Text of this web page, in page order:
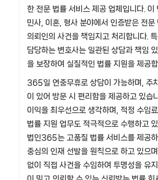
한 전문 법률 서비스 제공 업체입니다. 이
민사, 이혼, 형사 분야에서 인증받은 전문
의뢰인의 사건을 책임지고 처리합니다.
담당하는 변호사는 일관된 상담과 책임
을 보장하여 실질적인 법률 지원을 제공합
365일 연중무휴로 상담이 가능하며, 주
이 있어 방문 시 편리함을 제공하고 있습
이익을 최우선으로 생각하며, 적정 수임
법률 지원 업무도 적극적으로 수행하고
법인365는 고품질 법률 서비스를 제공
중심의 인재 선발을 원칙으로 하고 있으
없이 직접 사건을 수임하여 투명성을 유